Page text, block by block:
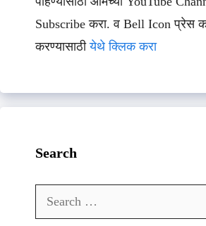
Subscribe करा. व Bell Icon प्रेस
करण्यासाठीयेथे क्लिक करा
Search
Search
for: